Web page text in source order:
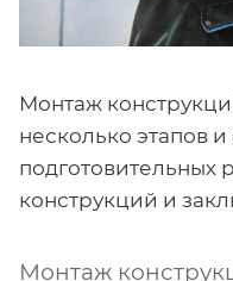
Монтаж
несколько этапов и
подготовительных
конструкций и
Монтаж